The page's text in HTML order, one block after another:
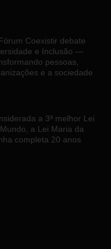
Coexistir debate
e Inclusão —
pessoas,
e a sociedade
a 3ª melhor Lei
a Lei Maria da
completa 20 anos